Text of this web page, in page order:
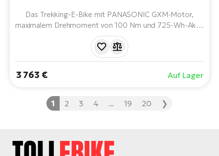
Das Trekking-E-Bike mit PANASONIC GXM-Motor,
maximalem Drehmoment von 100 Nm und 725-Wh-Akku
hydraulische Scheibenbremsen, eine zuverlässige
3 763 € Auf Lager
1 2 3 4 ... 19 20 ❯